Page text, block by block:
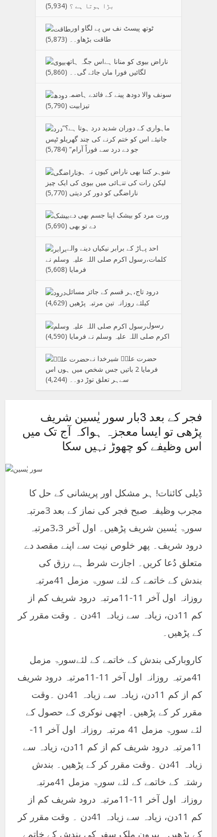
بڑا ہوتا ہے ؟ (5,934)
ٹوتھ پیسٹ نف س پے لگاو اور
طاقت بڑھاو۔۔
(5,873)
ناراض بیوی کو منانا ہےاس جگہ ہاتھ
لگائیں فورا ماں جائے گی۔۔ (5,860)
سونف والا دودھ پینے کے فائدے ہاضمہ
تیزابیت (5,790)
”ماہواری کے دوران شدید درد ہوتا ہے؟
جانیئے اس کو ختم کرنے کی چند گھریلو ٹپس
جو دے درد سے فوراً آرام“ (5,784)
شوہر کتنا بھی ناراض کیوں نہ ہو
لیکن رات کی تنہائی میں بیوی کی ایک چیز
ناراضگی کو دور کر دیتی (5,770)
ورت مرد کو بیشک اپنا جسم بھی دے
دے تو بھی (5,690)
احد پہاڑ کے برابر نیکیاں دینے والے
کلمات،رسول اکرم صلی اللہ علیہ وسلم نے
فرمایا (5,608)
درود تاج،ہر قسم کے جائز مسائل
کیلئے روزانہ تین مرتبہ پڑھیں (4,629)
رسول
اکرم صلی اللہ علیہ وسلم نے فرمایا (4,590)
حضرت علیؑ شیرخدا نے
فرمایا 2 باتیں جس شخص میں ہوں اس
سےہر تعلق توڑ دو۔۔ (4,244)
فجر کے بعد 3بار سور یٰسین شریف
پڑھی تو ایسا معجزہ ہواکہ آج تک میں
اس وظیفے کو چھوڑ نہیں سکا
ڈیلی کائنات! ہر مشکل اور پریشانی کے حل کا
مجرب وظیفہ صبح فجر کی نماز کے بعد 3مرتبہ
سورۃ یٰسین شریف پڑھیں۔ اول آخر 3،3مرتبہ
درود شریف۔ پھر خلوص نیت سے اپنے مقصد دے
متعلق دُعا کریں۔ اجازت شرط ہے رزق کی
بندش کے خاتمے کے لئے سورۃ مزمل 41مرتبہ
روزانہ اول آخر 11-11مرتبہ درود شریف کم از
کم 11دن، زیادہ سے زیادہ 41دن ۔ وقت مقرر کر
کے پڑھیں۔
کاروبارکی بندش کے خاتمے کے لئےسورۃ مزمل
41مرتبہ روزانہ اول آخر 11-11مرتبہ درود شریف
کم از کم 11دن، زیادہ سے زیادہ 41دن ۔وقت
مقرر کر کے پڑھیں۔ اچھی نوکری کے حصول کے
لئے سورۃ مزمل 41 مرتبہ روزانہ اول آخر 11-
11مرتبہ درود شریف کم از کم 11دن، زیادہ سے
زیادہ 41دن ۔وقت مقرر کر کے پڑھیں۔ بندش
رشتہ کے خاتمے کے لئے سورۃ مزمل 41مرتبہ
روزانہ اول آخر 11-11مرتبہ درود شریف کم از
کم 11دن، زیادہ سے زیادہ 41دن ۔ وقت مقرر کر
کے پڑھیں۔ بیرون ملک سفر کی بندش کے خاتمے